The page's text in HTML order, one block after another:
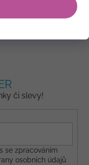
či slevy!
se zpracováním
osobních údajů